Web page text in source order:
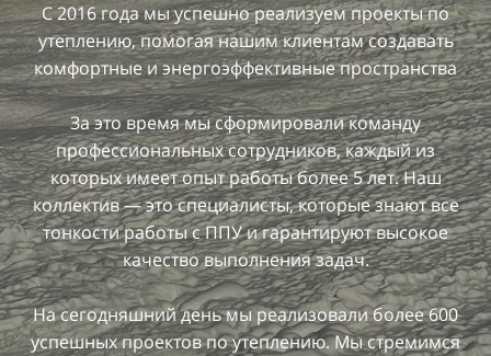
С 2016 года мы успешно реализуем проекты по
утеплению, помогая нашим клиентам создавать
комфортные и энергоэффективные пространства
За это время мы сформировали команду
профессиональных сотрудников, каждый из
которых имеет опыт работы более 5 лет. Наш
коллектив — это специалисты, которые знают все
тонкости работы с ППУ и гарантируют высокое
качество выполнения задач.
На сегодняшний день мы реализовали более 600
успешных проектов по утеплению. Мы стремимся